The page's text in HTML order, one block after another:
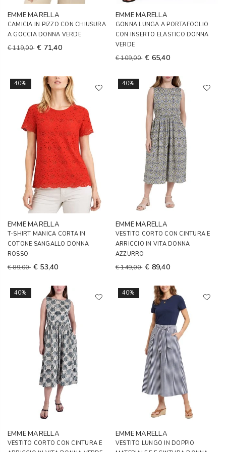
EMME MARELLA
CAMICIA IN PIZZO CON CHIUSURA
A GOCCIA DONNA VERDE
€ 119,00 € 71,40
EMME MARELLA
GONNA LUNGA A PORTAFOGLIO
CON INSERTO ELASTICO DONNA
VERDE
€ 109,00 € 65,40
40%
EMME MARELLA
T-SHIRT MANICA CORTA IN
COTONE SANGALLO DONNA
ROSSO
€ 89,00 € 53,40
40%
EMME MARELLA
VESTITO CORTO CON CINTURA E
ARRICCIO IN VITA DONNA
AZZURRO
€ 149,00 € 89,40
40%
EMME MARELLA
VESTITO CORTO CON CINTURA E
40%
EMME MARELLA
VESTITO LUNGO IN DOPPIO